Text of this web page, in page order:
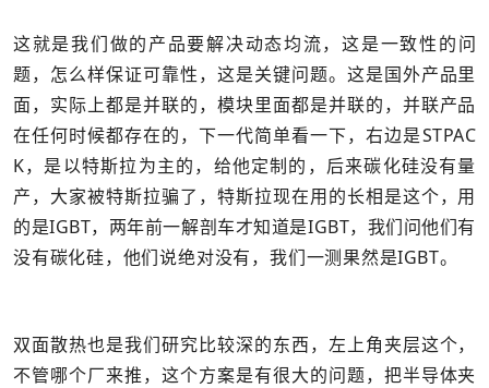
这就是我们做的产品要解决动态均流，这是一致性的问
题，怎么样保证可靠性，这是关键问题。这是国外产品里
面，实际上都是并联的，模块里面都是并联的，并联产品
在任何时候都存在的，下一代简单看一下，右边是STPAC
K，是以特斯拉为主的，给他定制的，后来碳化硅没有量
产，大家被特斯拉骗了，特斯拉现在用的长相是这个，用
的是IGBT，两年前一解剖车才知道是IGBT，我们问他们有
没有碳化硅，他们说绝对没有，我们一测果然是IGBT。
双面散热也是我们研究比较深的东西，左上角夹层这个，
不管哪个厂来推，这个方案是有很大的问题，把半导体夹